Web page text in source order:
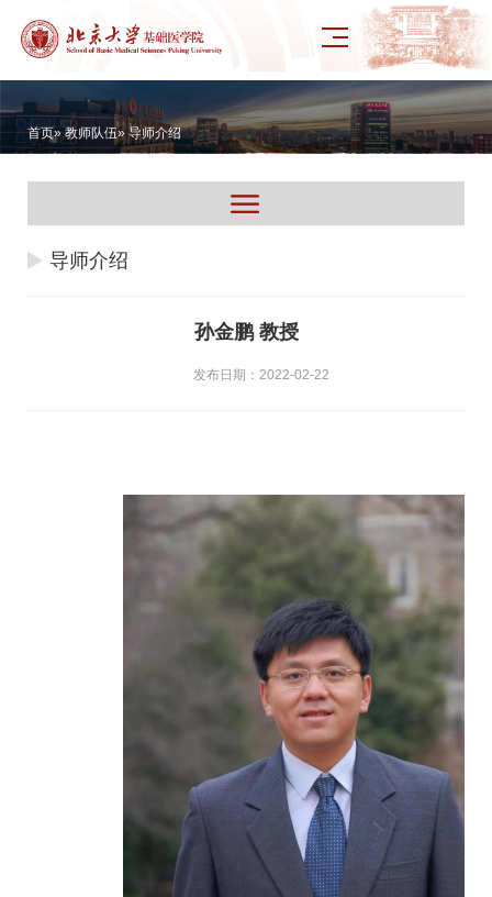
首页»教师队伍» 导师介绍
导师介绍
孙金鹏 教授
发布日期：2022-02-22